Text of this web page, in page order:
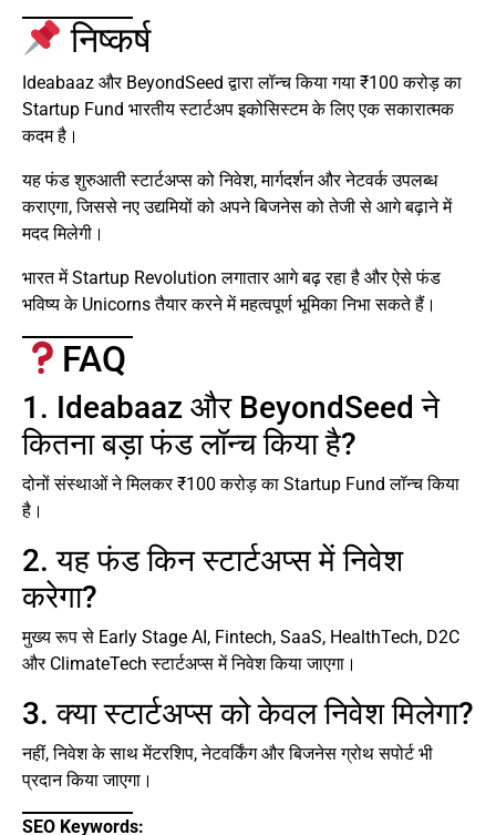
निष्कर्ष
Ideabaaz और BeyondSeed द्वारा लॉन्च किया गया ₹100 करोड़ का
Startup Fund भारतीय स्टार्टअप इकोसिस्टम के लिए एक सकारात्मक
कदम है।
यह फंड शुरुआती स्टार्टअप्स को निवेश, मार्गदर्शन और नेटवर्क उपलब्ध
कराएगा, जिससे नए उद्यमियों को अपने बिजनेस को तेजी से आगे बढ़ाने में
मदद मिलेगी।
भारत में Startup Revolution लगातार आगे बढ़ रहा है और ऐसे फंड
भविष्य के Unicorns तैयार करने में महत्वपूर्ण भूमिका निभा सकते हैं।
FAQ
1. Ideabaaz और BeyondSeed ने
कितना बड़ा फंड लॉन्च किया है?
दोनों संस्थाओं ने मिलकर ₹100 करोड़ का Startup Fund लॉन्च किया
है।
2. यह फंड किन स्टार्टअप्स में निवेश
करेगा?
मुख्य रूप से Early Stage AI, Fintech, SaaS, HealthTech, D2C
और ClimateTech स्टार्टअप्स में निवेश किया जाएगा।
3. क्या स्टार्टअप्स को केवल निवेश मिलेगा?
नहीं, निवेश के साथ मेंटरशिप, नेटवर्किंग और बिजनेस ग्रोथ सपोर्ट भी
प्रदान किया जाएगा।
SEO Keywords: